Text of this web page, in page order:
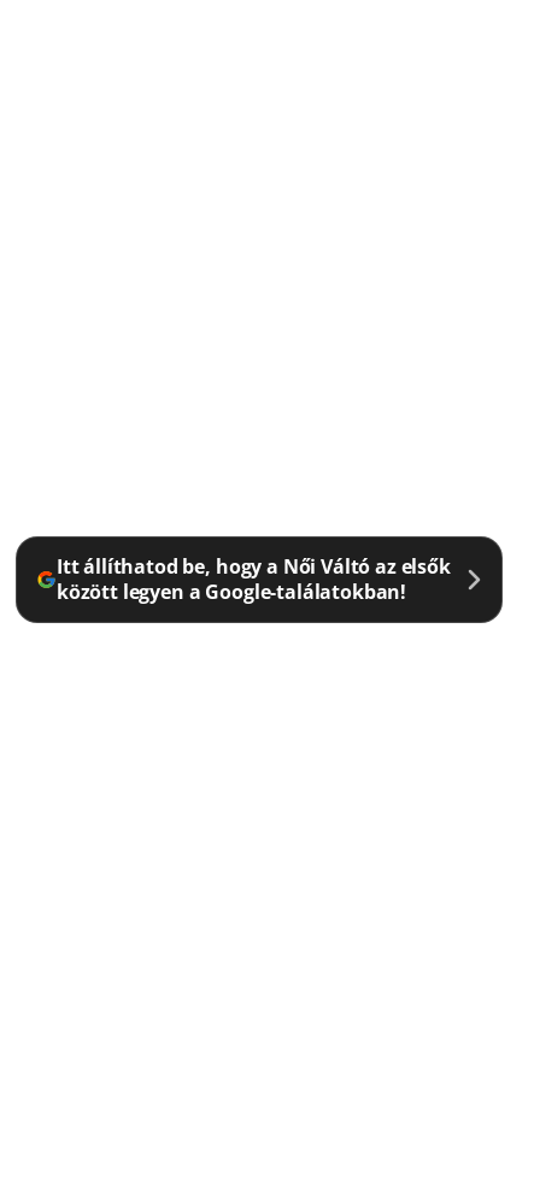
Itt állíthatod be, hogy a Női Váltó az elsők
között legyen a Google-találatokban!